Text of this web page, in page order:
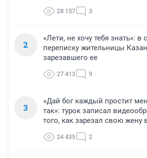
28 157 3
2
«Лети, не хочу тебя знать»: в
переписку жительницы
зарезавшего ее
27 413 9
3
«Дай бог каждый простит
так»: турок записал
того, как зарезал свою жену
24 435 2